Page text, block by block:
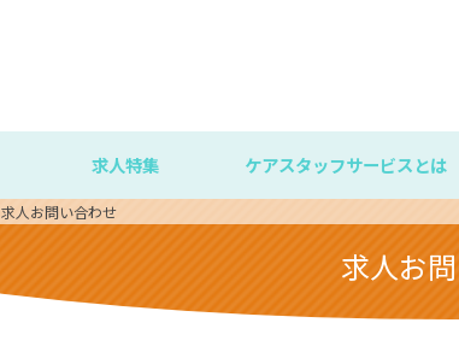
求人特集 ケアスタッフサービスとは
求人お問い合わせ
求人お